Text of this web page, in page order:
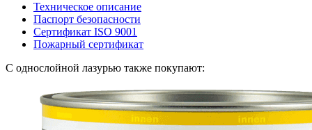
Техническое описание
Паспорт безопасности
Сертификат ISO 9001
Пожарный сертификат
С однослойной лазурью также покупают: